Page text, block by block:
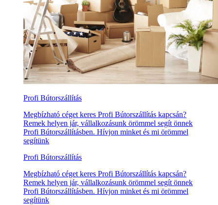
Profi Bútorszállítás
Megbízható céget keres Profi Bútorszállítás kapcsán?
Remek helyen jár, vállalkozásunk örömmel segít önnek
Profi Bútorszállításben. Hívjon minket és mi örömmel
segítünk
Profi Bútorszállítás
Megbízható céget keres Profi Bútorszállítás kapcsán?
Remek helyen jár, vállalkozásunk örömmel segít önnek
Profi Bútorszállításben. Hívjon minket és mi örömmel
segítünk